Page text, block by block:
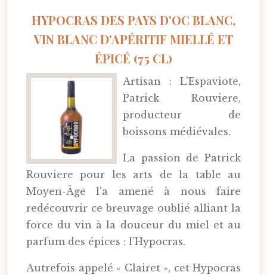
HYPOCRAS DES PAYS D'OC BLANC,
VIN BLANC D'APÉRITIF MIELLÉ ET
ÉPICÉ (75 CL)
Artisan : L'Espaviote,
Patrick Rouviere,
producteur de
boissons médiévales.
La passion de Patrick
Rouviere pour les arts de la table au
Moyen-Âge l’a amené à nous faire
redécouvrir ce breuvage oublié alliant la
force du vin à la douceur du miel et au
parfum des épices : l’Hypocras.
Autrefois appelé « Clairet », cet Hypocras